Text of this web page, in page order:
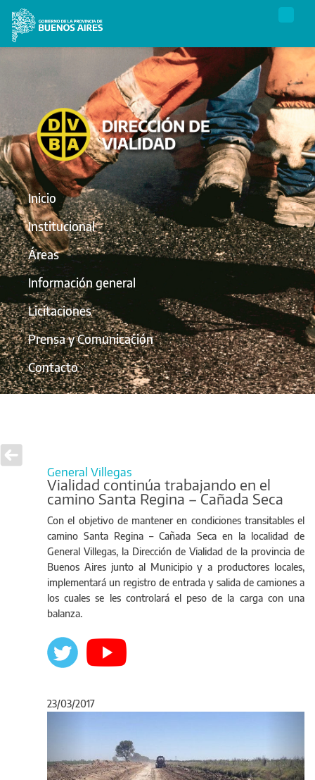
Inicio
Institucional
Áreas
Información general
Licitaciones
Prensa y Comunicación
Contacto
General Villegas
Vialidad continúa trabajando en el
camino Santa Regina – Cañada Seca
Con el objetivo de mantener en condiciones transitables el
camino Santa Regina – Cañada Seca en la localidad de
General Villegas, la Dirección de Vialidad de la provincia de
Buenos Aires junto al Municipio y a productores locales,
implementará un registro de entrada y salida de camiones a
los cuales se les controlará el peso de la carga con una
balanza.
23/03/2017